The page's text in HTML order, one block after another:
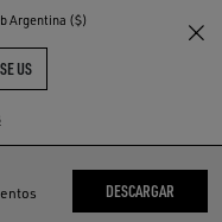
Argentina ($)
US
DESCARGAR